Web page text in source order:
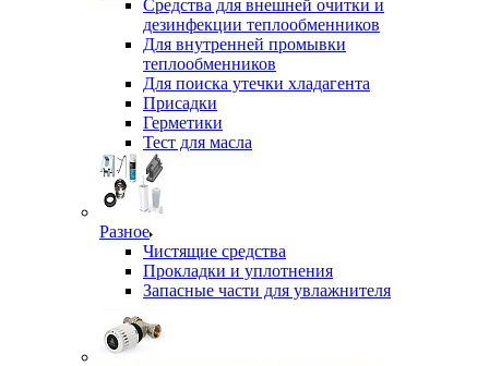
Средства для внешней очитки и
дезинфекции теплообменников
Для внутренней промывки
теплообменников
Для поиска утечки хладагента
Присадки
Герметики
Тест для масла
Разное
Чистящие средства
Прокладки и уплотнения
Запасные части для увлажнителя